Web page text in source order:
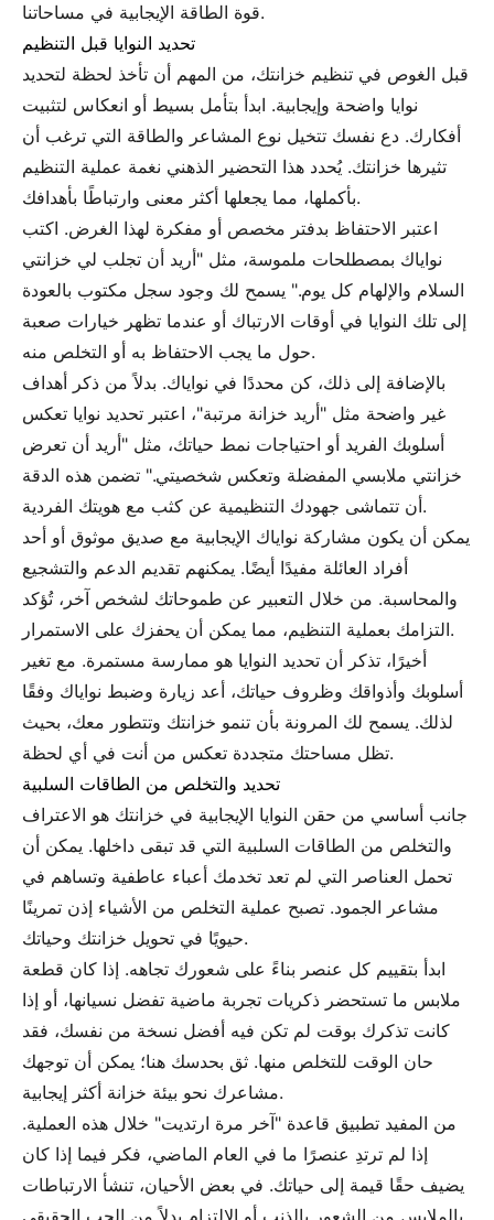
قوة الطاقة الإيجابية في مساحاتنا.
تحديد النوايا قبل التنظيم
قبل الغوص في تنظيم خزانتك، من المهم أن تأخذ لحظة لتحديد
نوايا واضحة وإيجابية. ابدأ بتأمل بسيط أو انعكاس لتثبيت
أفكارك. دع نفسك تتخيل نوع المشاعر والطاقة التي ترغب أن
تثيرها خزانتك. يُحدد هذا التحضير الذهني نغمة عملية التنظيم
بأكملها، مما يجعلها أكثر معنى وارتباطًا بأهدافك.
اعتبر الاحتفاظ بدفتر مخصص أو مفكرة لهذا الغرض. اكتب
نواياك بمصطلحات ملموسة، مثل "أريد أن تجلب لي خزانتي
السلام والإلهام كل يوم." يسمح لك وجود سجل مكتوب بالعودة
إلى تلك النوايا في أوقات الارتباك أو عندما تظهر خيارات صعبة
حول ما يجب الاحتفاظ به أو التخلص منه.
بالإضافة إلى ذلك، كن محددًا في نواياك. بدلاً من ذكر أهداف
غير واضحة مثل "أريد خزانة مرتبة"، اعتبر تحديد نوايا تعكس
أسلوبك الفريد أو احتياجات نمط حياتك، مثل "أريد أن تعرض
خزانتي ملابسي المفضلة وتعكس شخصيتي." تضمن هذه الدقة
أن تتماشى جهودك التنظيمية عن كثب مع هويتك الفردية.
يمكن أن يكون مشاركة نواياك الإيجابية مع صديق موثوق أو أحد
أفراد العائلة مفيدًا أيضًا. يمكنهم تقديم الدعم والتشجيع
والمحاسبة. من خلال التعبير عن طموحاتك لشخص آخر، تُؤكد
التزامك بعملية التنظيم، مما يمكن أن يحفزك على الاستمرار.
أخيرًا، تذكر أن تحديد النوايا هو ممارسة مستمرة. مع تغير
أسلوبك وأذواقك وظروف حياتك، أعد زيارة وضبط نواياك وفقًا
لذلك. يسمح لك المرونة بأن تنمو خزانتك وتتطور معك، بحيث
تظل مساحتك متجددة تعكس من أنت في أي لحظة.
تحديد والتخلص من الطاقات السلبية
جانب أساسي من حقن النوايا الإيجابية في خزانتك هو الاعتراف
والتخلص من الطاقات السلبية التي قد تبقى داخلها. يمكن أن
تحمل العناصر التي لم تعد تخدمك أعباء عاطفية وتساهم في
مشاعر الجمود. تصبح عملية التخلص من الأشياء إذن تمرينًا
حيويًا في تحويل خزانتك وحياتك.
ابدأ بتقييم كل عنصر بناءً على شعورك تجاهه. إذا كان قطعة
ملابس ما تستحضر ذكريات تجربة ماضية تفضل نسيانها، أو إذا
كانت تذكرك بوقت لم تكن فيه أفضل نسخة من نفسك، فقد
حان الوقت للتخلص منها. ثق بحدسك هنا؛ يمكن أن توجهك
مشاعرك نحو بيئة خزانة أكثر إيجابية.
من المفيد تطبيق قاعدة "آخر مرة ارتديت" خلال هذه العملية.
إذا لم ترتدِ عنصرًا ما في العام الماضي، فكر فيما إذا كان
يضيف حقًا قيمة إلى حياتك. في بعض الأحيان، تنشأ الارتباطات
بالملابس من الشعور بالذنب أو الالتزام بدلاً من الحب الحقيقي